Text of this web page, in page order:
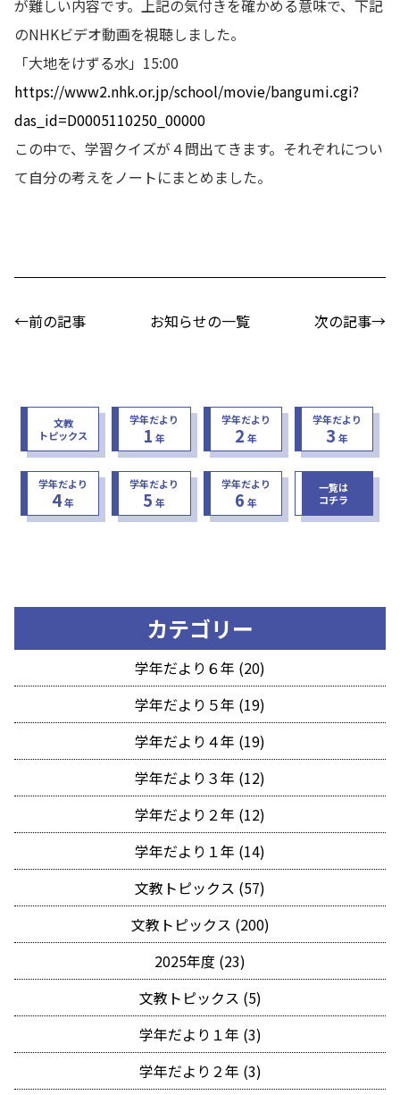
が難しい内容です。上記の気付きを確かめる意味で、下記
のNHKビデオ動画を視聴しました。
「大地をけずる水」15:00
https://www2.nhk.or.jp/school/movie/bangumi.cgi?
das_id=D0005110250_00000
この中で、学習クイズが４問出てきます。それぞれについ
て自分の考えをノートにまとめました。
←前の記事 お知らせの一覧 次の記事→
文教
トピックス
学年だより
1 年
学年だより
2 年
学年だより
3 年
学年だより
4年
学年だより
5 年
学年だより
6 年
一覧は
コチラ
カテゴリー
学年だより６年 (20)
学年だより５年 (19)
学年だより４年 (19)
学年だより３年 (12)
学年だより２年 (12)
学年だより１年 (14)
文教トピックス (57)
文教トピックス (200)
2025年度 (23)
文教トピックス (5)
学年だより１年 (3)
学年だより２年 (3)